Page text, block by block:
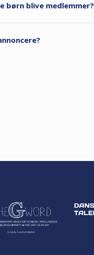
børn blive medlemmer?